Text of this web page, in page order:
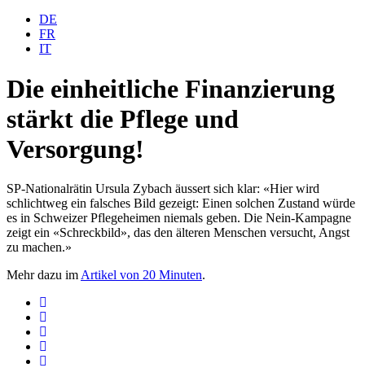
DE
FR
IT
Die einheitliche Finanzierung
stärkt die Pflege und
Versorgung!
SP-Nationalrätin Ursula Zybach äussert sich klar: «Hier wird
schlichtweg ein falsches Bild gezeigt: Einen solchen Zustand würde
es in Schweizer Pflegeheimen niemals geben. Die Nein-Kampagne
zeigt ein «Schreckbild», das den älteren Menschen versucht, Angst
zu machen.»
Mehr dazu im Artikel von 20 Minuten.